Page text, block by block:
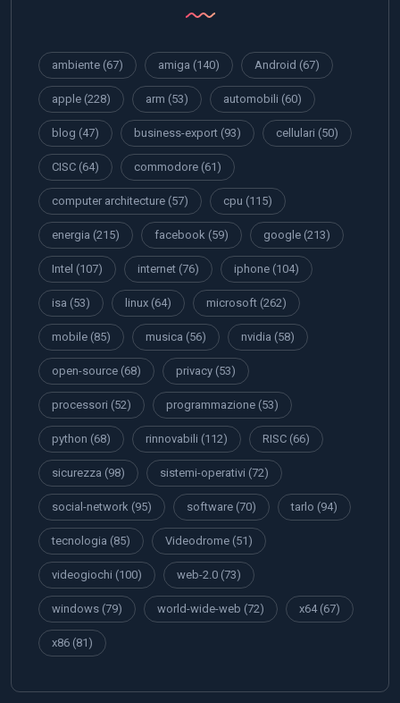
ambiente (67) amiga (140) Android (67)
apple (228) arm (53) automobili (60)
blog (47) business-export (93) cellulari (50)
CISC (64) commodore (61)
computer architecture (57) cpu (115)
energia (215) facebook (59) google (213)
Intel (107) internet (76) iphone (104)
isa (53) linux (64) microsoft (262)
mobile (85) musica (56) nvidia (58)
open-source (68) privacy (53)
processori (52) programmazione (53)
python (68) rinnovabili (112) RISC (66)
sicurezza (98) sistemi-operativi (72)
social-network (95) software (70) tarlo (94)
tecnologia (85) Videodrome (51)
videogiochi (100) web-2.0 (73)
windows (79) world-wide-web (72) x64(67)
x86 (81)